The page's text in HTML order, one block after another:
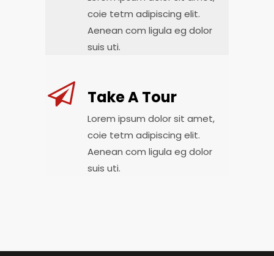
coie tetm adipiscing elit.
Aenean com ligula eg dolor
suis uti.
Take A Tour
Lorem ipsum dolor sit amet,
coie tetm adipiscing elit.
Aenean com ligula eg dolor
suis uti.